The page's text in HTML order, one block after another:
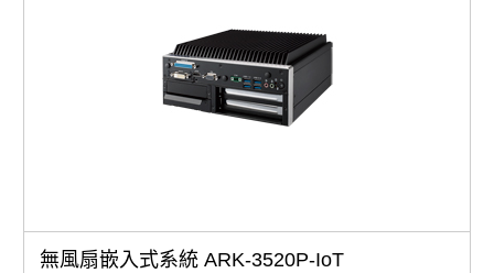
內建 mPCIe、M.2 E Key 與 M Key 以及 USB 2.0 擴
可選配 iDoor 模組（I/O、TPM、PoE）
支援 WISE-DeviceOn 平台，用於快速部
可選配 iDoor 模組（I/O、TPM、PoE）
支援 WISE-DeviceOn 平台，用於快速部署
規格諮詢 / 案場規劃 / 交期確認請點此
無風扇嵌入式系統 ARK-3520P-IoT